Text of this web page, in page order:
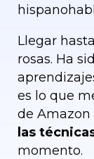
Llegar
rosas. Ha
es lo que
de Amazon
las
momento.